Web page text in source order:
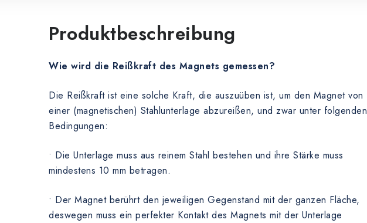
Produktbeschreibung
Wie wird die Reißkraft des Magnets gemessen?
Die Reißkraft ist eine solche Kraft, die auszuüben ist, um den Magnet von
einer (magnetischen) Stahlunterlage abzureißen, und zwar unter folgenden
Bedingungen:
• Die Unterlage muss aus reinem Stahl bestehen und ihre Stärke muss
mindestens 10 mm betragen.
• Der Magnet berührt den jeweiligen Gegenstand mit der ganzen Fläche,
deswegen muss ein perfekter Kontakt des Magnets mit der Unterlage